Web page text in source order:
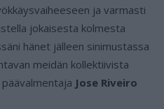
ja varmasti
jokaisesta kolmesta
hänet jälleen sinimustassa
meidän kollektiivista
Jose Riveiro